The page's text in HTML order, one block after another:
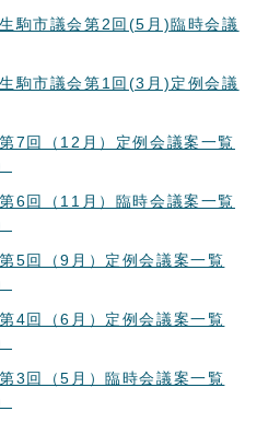
駒市議会第2回(5月)臨時会議
駒市議会第1回(3月)定例会議
7回（12月）定例会議案一覧
6回（11月）臨時会議案一覧
5回（9月）定例会議案一覧
4回（6月）定例会議案一覧
3回（5月）臨時会議案一覧